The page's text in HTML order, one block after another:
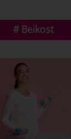
# Beikost